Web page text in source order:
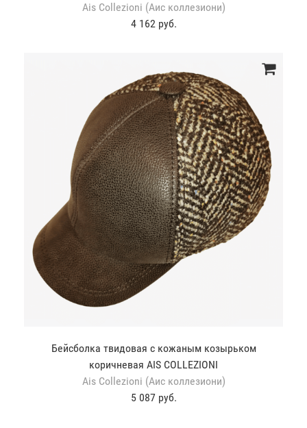
Ais Collezioni (Аис коллезиони)
4 162 руб.
Бейсболка твидовая с кожаным козырьком
коричневая AIS COLLEZIONI
Ais Collezioni (Аис коллезиони)
5 087 руб.